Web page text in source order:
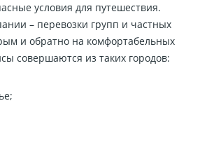
условия для путешествия.
– перевозки групп и частных
и обратно на комфортабельных
совершаются из таких городов: